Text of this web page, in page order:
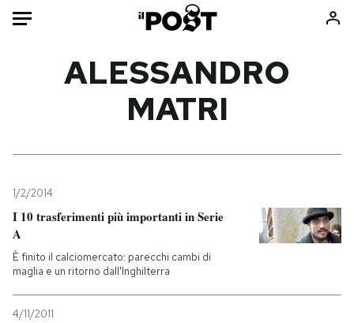
Mondo
Tecnologia
Internet
Cultura
Economia
Sport
Libri
Ok Boomer!
Altrecose
ALESSANDRO
MATRI
1/2/2014
I 10 trasferimenti più importanti in Serie
A
È finito il calciomercato: parecchi cambi di
maglia e un ritorno dall'Inghilterra
4/11/2011